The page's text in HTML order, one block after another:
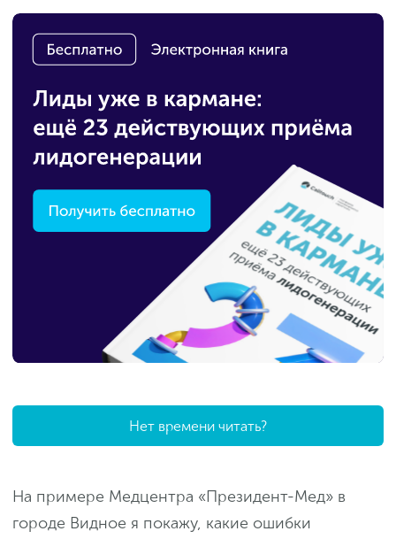
Нет времени читать?
На примере Медцентра «Президент-Мед» в
городе Видное я покажу, какие ошибки